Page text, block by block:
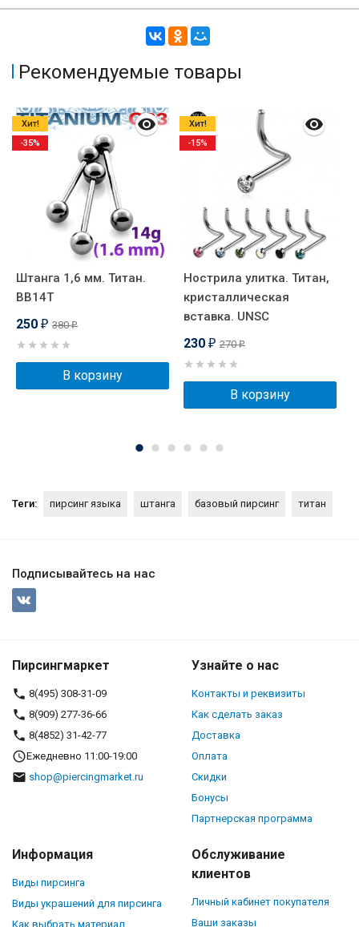
Рекомендуемые товары
Штанга 1,6 мм. Титан.
BB14T
250 ₽ 380₽
В корзину
Хит!
-35%
Нострила улитка. Титан,
кристаллическая
вставка. UNSC
230 ₽ 270₽
В корзину
Хит!
-15%
Теги: пирсинг языка штанга базовый пирсинг титан
Подписывайтесь на нас
Пирсингмаркет
8(495) 308-31-09
8(909) 277-36-66
8(4852) 31-42-77
Ежедневно 11:00-19:00
shop@piercingmarket.ru
Узнайте о нас
Контакты и реквизиты
Как сделать заказ
Доставка
Оплата
Скидки
Бонусы
Партнерская программа
Информация
Виды пирсинга
Виды украшений для пирсинга
Как выбрать материал
Обслуживание
клиентов
Личный кабинет покупателя
Ваши заказы